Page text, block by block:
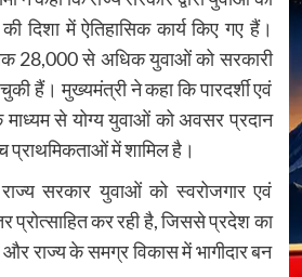
दिशा में ऐतिहासिक कार्य किए गए हैं।
28,000 से अधिक युवाओं को सरकारी
हैं। मुख्यमंत्री ने कहा कि पारदर्शी एवं
के माध्यम से योग्य युवाओं को अवसर प्रदान
प्राथमिकताओं में शामिल है।
सरकार युवाओं को स्वरोजगार एवं
प्रोत्साहित कर रही है, जिससे प्रदेश का
राज्य के समग्र विकास में भागीदार बन